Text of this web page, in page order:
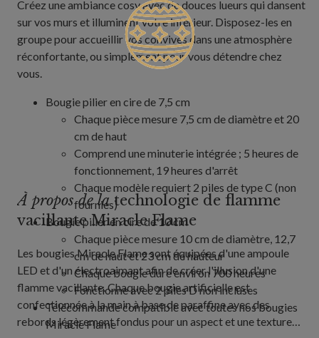
Créez une ambiance cosy avec de douces lueurs qui dansent
sur vos murs et illuminent votre intérieur. Disposez-les en
groupe pour accueillir vos convives dans une atmosphère
réconfortante, ou simplement pour vous détendre chez
vous.
Bougie pilier en cire de 7,5 cm
Chaque pièce mesure 7,5 cm de diamètre et 20
cm de haut
Comprend une minuterie intégrée ; 5 heures de
fonctionnement, 19 heures d'arrêt
Chaque modèle requiert 2 piles de type C (non
fournies)
Bougie pilier en cire de 10 cm
Chaque pièce mesure 10 cm de diamètre, 12,7
cm de haut et 23 cm de hauteur
Chaque bougie dure environ 700 heures
Fonctionne avec 2 piles D non incluses
Télécommande compatible avec toutes nos bougies
Miracle Flame
À propos de latechnologie de flamme
vacillante Miracle Flame
Les bougies Miracle Flame sont équipées d'une ampoule
LED et d'un électroaimant afin de créer l'illusion d'une
flamme vacillante. Chaque bougie artificielle est
confectionnée à la main à base de paraffine avec des
rebords légèrement fondus pour un aspect et une texture